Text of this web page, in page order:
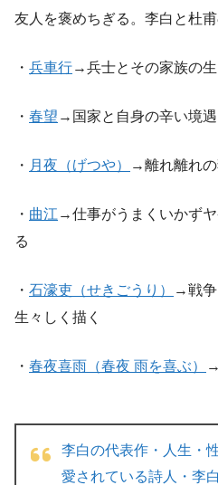
友人を褒めちぎる。李白と杜
・ 兵車行→兵士とその家族の
・ 春望 →国家と自身の辛い境遇
・ 月夜（げつや） →離れ離れの
・ 曲江 →仕事がうまくいかず
る
・ 石濠吏（せきごうり）
→戦争
生々しく描く
・ 春夜喜雨（春夜 雨を喜ぶ）
李白の代表作・人生・
愛されている詩人・李